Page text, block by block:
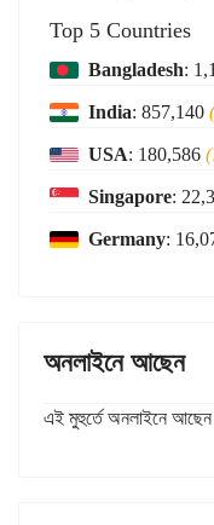
Top 5 Countries
Bangladesh:
India: 857,140
USA: 180,586
Singapore:
Germany:
অনলাইনে আছেন
এই মুহুর্তে অনলাইনে